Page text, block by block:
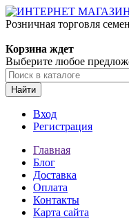
Розничная торговля
Корзина ждет
Выберите любое
Найти
Вход
Регистрация
Главная
Блог
Доставка
Оплата
Контакты
Карта сайта